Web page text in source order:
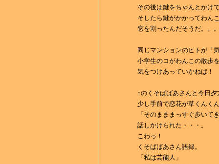
その後は鍵をちゃんとかけ
そしたら鍵がかかってわん
窓を割ったんだそうだ。。
同じマンションのヒトが「
小学生のコがわんこの散歩
気をつけあっていかねば！
↑のくそばばあさんと今日
少し手前で恋花が草くんく
「そのまままっすぐ歩いて
話しかけられた・・・。
こわっ！
くそばばあさん語録。
「私は芸能人」